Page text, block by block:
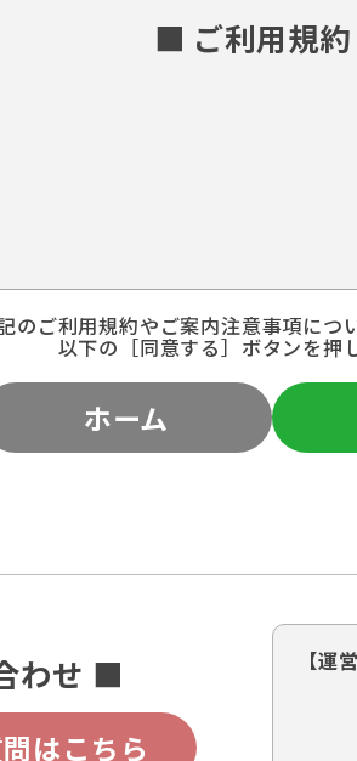
■ ご利用規
のご利用規約やご案内注意事項につ
以下の［同意する］ボタンを押
ホーム
わせ ■
はこちら
【運営